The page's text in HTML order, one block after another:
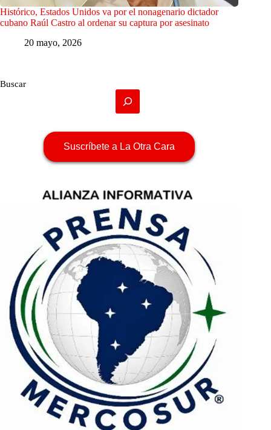
Histórico, Estados Unidos va por el nonagenario dictador
cubano Raúl Castro al ordenar su captura por asesinato
20 mayo, 2026
Buscar
Suscríbete a La Otra Cara